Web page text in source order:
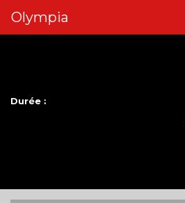
Olympia
Durée :